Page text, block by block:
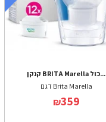
קנקן BRITA Marella כול...
דגם Brita Marella
₪359